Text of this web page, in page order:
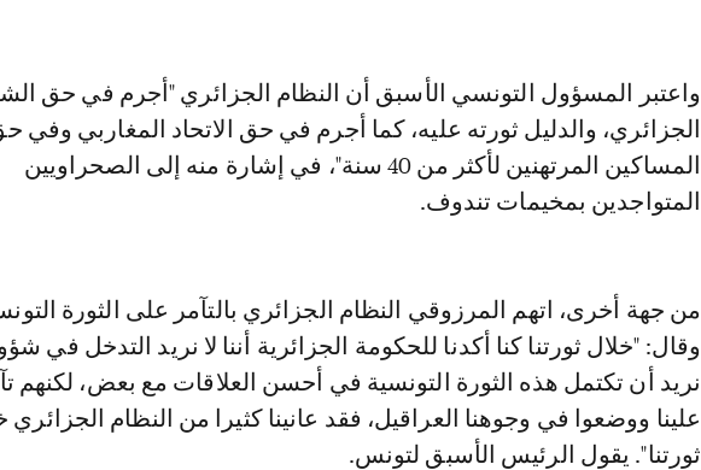
واعتبر المسؤول التونسي الأسبق أن النظام الجزائري "أجرم في حق
الجزائري، والدليل ثورته عليه، كما أجرم في حق الاتحاد المغاربي وفي
المساكين المرتهنين لأكثر من 40 سنة"، في إشارة منه إلى الصحراويين
المتواجدين بمخيمات تندوف.
من جهة أخرى، اتهم المرزوقي النظام الجزائري بالتآمر على الثورة
وقال: "خلال ثورتنا كنا أكدنا للحكومة الجزائرية أننا لا نريد التدخل في
نريد أن تكتمل هذه الثورة التونسية في أحسن العلاقات مع بعض، لكنهم
علينا ووضعوا في وجوهنا العراقيل، فقد عانينا كثيرا من النظام الجزائري
ثورتنا". يقول الرئيس الأسبق لتونس.